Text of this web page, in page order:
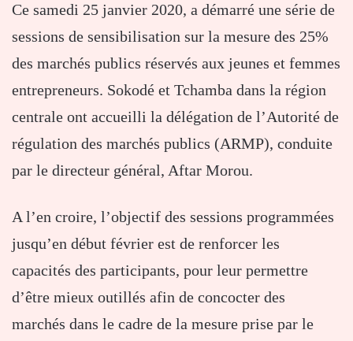
Ce samedi 25 janvier 2020, a démarré une série de
sessions de sensibilisation sur la mesure des 25%
des marchés publics réservés aux jeunes et femmes
entrepreneurs. Sokodé et Tchamba dans la région
centrale ont accueilli la délégation de l’Autorité de
régulation des marchés publics (ARMP), conduite
par le directeur général, Aftar Morou.
A l’en croire, l’objectif des sessions programmées
jusqu’en début février est de renforcer les
capacités des participants, pour leur permettre
d’être mieux outillés afin de concocter des
marchés dans le cadre de la mesure prise par le